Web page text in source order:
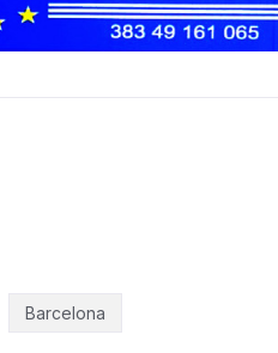
Barcelona